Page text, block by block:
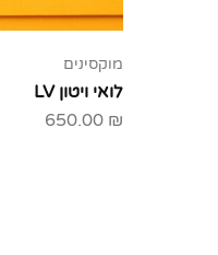
מוקסינים
לואי ויטון LV
650.00 ₪